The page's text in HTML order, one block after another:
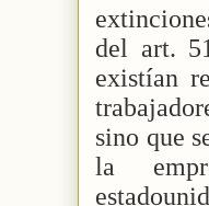
del art.
existían
sino que
la